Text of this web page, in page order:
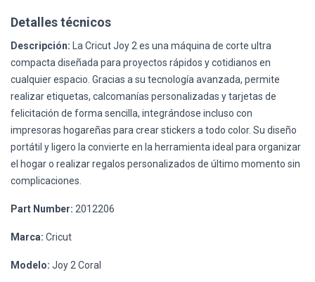
Detalles técnicos
Descripción: La Cricut Joy 2 es una máquina de corte ultra
compacta diseñada para proyectos rápidos y cotidianos en
cualquier espacio. Gracias a su tecnología avanzada, permite
realizar etiquetas, calcomanías personalizadas y tarjetas de
felicitación de forma sencilla, integrándose incluso con
impresoras hogareñas para crear stickers a todo color. Su diseño
portátil y ligero la convierte en la herramienta ideal para organizar
el hogar o realizar regalos personalizados de último momento sin
complicaciones.
Part Number: 2012206
Marca: Cricut
Modelo: Joy 2 Coral